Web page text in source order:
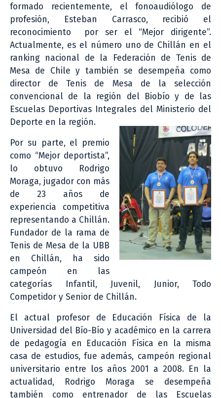
formado recientemente, el fonoaudiólogo de
profesión, Esteban Carrasco, recibió el
reconocimiento por ser el “Mejor dirigente”.
Actualmente, es el número uno de Chillán en el
ranking nacional de la Federación de Tenis de
Mesa de Chile y también se desempeña como
director de Tenis de Mesa de la selección
convencional de la región del Biobío y de las
Escuelas Deportivas Integrales del Ministerio del
Deporte en la región.
Por su parte, el premio
como “Mejor deportista”,
lo obtuvo Rodrigo
Moraga, jugador con más
de 23 años de
experiencia competitiva
representando a Chillán.
Fundador de la rama de
Tenis de Mesa de la UBB
en Chillán, ha sido
campeón en las
categorías Infantil, Juvenil, Junior, Todo
Competidor y Senior de Chillán.
El actual profesor de Educación Física de la
Universidad del Bío-Bío y académico en la carrera
de pedagogía en Educación Física en la misma
casa de estudios, fue además, campeón regional
universitario entre los años 2001 a 2008. En la
actualidad, Rodrigo Moraga se desempeña
también como entrenador de las Escuelas